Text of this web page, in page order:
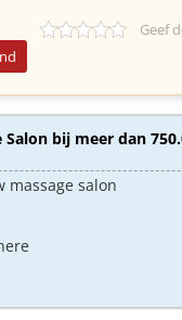
Geef
bij meer dan
massage salon